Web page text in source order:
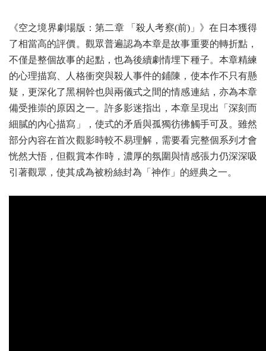
《空之境界劇場版：第二章 「殺⼈考察(前)」》在日本獲得
了相當高的評價。觀眾普遍認為本章是故事重要的轉折點，
不僅是整個故事的起點，也為後續劇情埋下種子。本章精練
的心理描寫、人格衝突與殺人事件的鋪陳，使本作不只有懸
疑，更深化了黑桐幹也與兩儀式之間的情感連結，亦為本章
備受推崇的原因之一。許多影迷指出，本章呈現出「深刻而
細膩的內心描寫」，使式的矛盾與孤獨彷彿觸手可及。雖然
部分內容在首次觀影時較不易理解，需要看完整個系列才會
恍然大悟，但觀賞本作時，濃厚的氛圍與情感張力仍深深吸
引著觀眾，使其成為被粉絲封為「神作」的經典之一。